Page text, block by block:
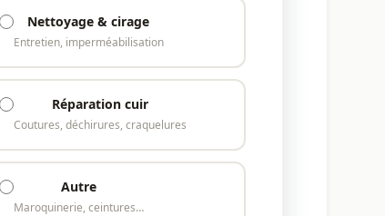
Nettoyage & cirage
Entretien, imperméabilisation
Réparation cuir
Coutures, déchirures, craquelures
Autre
Maroquinerie, ceintures…